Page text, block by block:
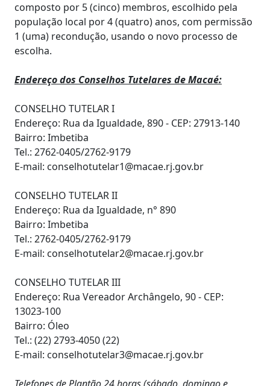
composto por 5 (cinco) membros, escolhido pela
população local por 4 (quatro) anos, com permissão
1 (uma) recondução, usando o novo processo de
escolha.
Endereço dos Conselhos Tutelares de Macaé:
CONSELHO TUTELAR I
Endereço: Rua da Igualdade, 890 - CEP: 27913-140
Bairro: Imbetiba
Tel.: 2762-0405/2762-9179
E-mail: conselhotutelar1@macae.rj.gov.br
CONSELHO TUTELAR II
Endereço: Rua da Igualdade, n° 890
Bairro: Imbetiba
Tel.: 2762-0405/2762-9179
E-mail: conselhotutelar2@macae.rj.gov.br
CONSELHO TUTELAR III
Endereço: Rua Vereador Archângelo, 90 - CEP:
13023-100
Bairro: Óleo
Tel.: (22) 2793-4050 (22)
E-mail: conselhotutelar3@macae.rj.gov.br